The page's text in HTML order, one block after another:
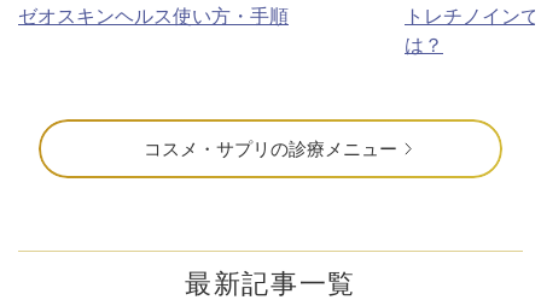
初めての方へ
お悩みで探す 施術メニュー
医師紹介
スケジュール
ゼオスキンヘルス使い方・手順
トレチノイン
は？
コスメ・サプリの診療メニュー
最新記事一覧